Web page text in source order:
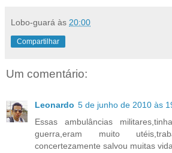
Lobo-guará às 20:00
Compartilhar
Um comentário:
Leonardo 5 de junho de 2010 às
Essas ambulâncias
guerra,eram muito
concertezamente salvou muitas